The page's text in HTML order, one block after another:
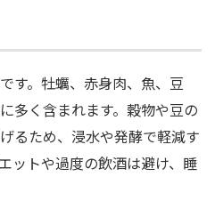
す。牡蠣、赤身肉、魚、豆
多く含まれます。穀物や豆の
るため、浸水や発酵で軽減す
ットや過度の飲酒は避け、睡